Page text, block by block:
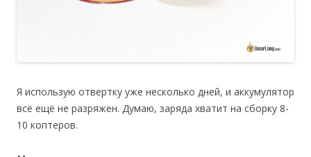
Я использую отвертку уже несколько дней, и аккумулятор
всё ещё не разряжен. Думаю, заряда хватит на сборку 8-
10 коптеров.